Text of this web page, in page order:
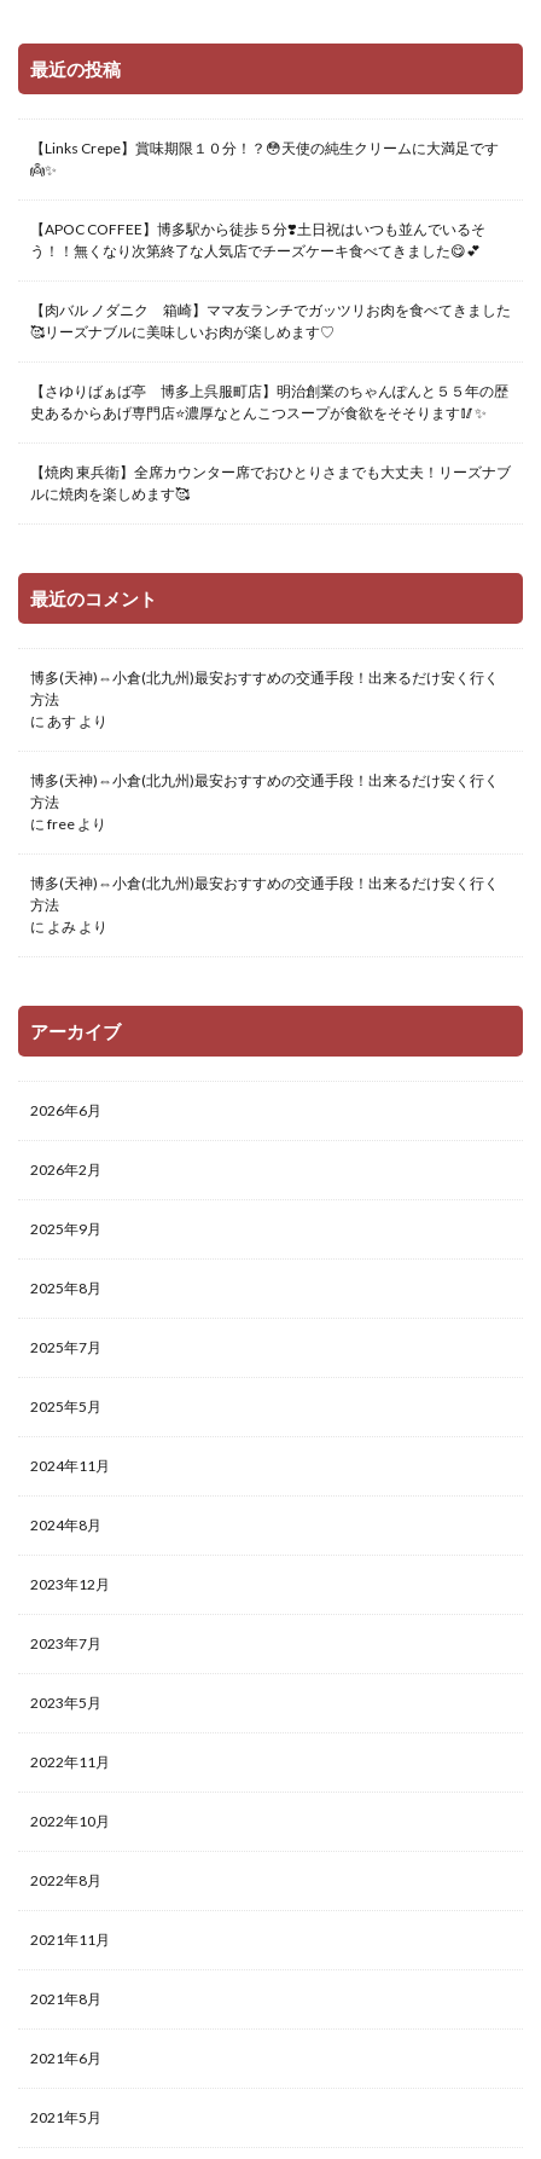
最近の投稿
【Links Crepe】賞味期限１０分！？😳天使の純生クリームに大満足です
👼✨
【APOC COFFEE】博多駅から徒歩５分❣️土日祝はいつも並んでいるそ
う！！無くなり次第終了な人気店でチーズケーキ食べてきました😋💕
【肉バル ノダニク 箱崎】ママ友ランチでガッツリお肉を食べてきました
🥰リーズナブルに美味しいお肉が楽しめます♡
【さゆりばぁば亭 博多上呉服町店】明治創業のちゃんぽんと５５年の歴
史あるからあげ専門店⭐️濃厚なとんこつスープが食欲をそそります🥢✨
【焼肉 東兵衛】全席カウンター席でおひとりさまでも大丈夫！リーズナブ
ルに焼肉を楽しめます🥰
最近のコメント
博多(天神)⇔小倉(北九州)最安おすすめの交通手段！出来るだけ安く行く
方法
に あす より
博多(天神)⇔小倉(北九州)最安おすすめの交通手段！出来るだけ安く行く
方法
に free より
博多(天神)⇔小倉(北九州)最安おすすめの交通手段！出来るだけ安く行く
方法
に よみ より
アーカイブ
2026年6月
2026年2月
2025年9月
2025年8月
2025年7月
2025年5月
2024年11月
2024年8月
2023年12月
2023年7月
2023年5月
2022年11月
2022年10月
2022年8月
2021年11月
2021年8月
2021年6月
2021年5月